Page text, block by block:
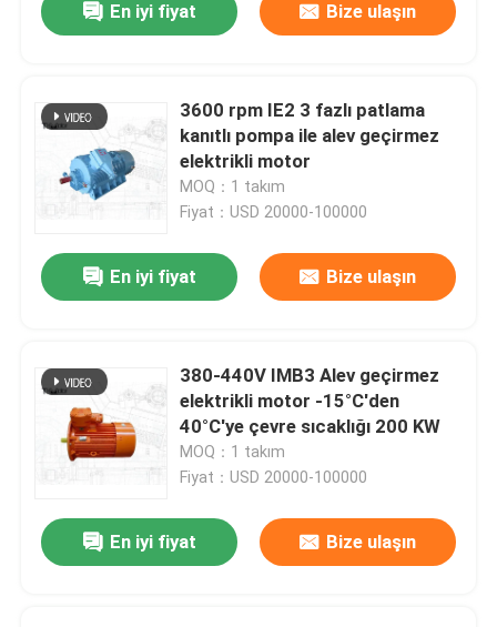
Ürün:% s
Hakkımızda
Fabrika turu
Bize Ulaşın
Haberler
Blog
En iyi fiyat Bize ulaşın
3600 rpm IE2 3 fazlı patlama
kanıtlı pompa ile alev geçirmez
elektrikli motor
MOQ：1 takım
Fiyat：USD 20000-100000
En iyi fiyat Bize ulaşın
380-440V IMB3 Alev geçirmez
elektrikli motor -15°C'den
40°C'ye çevre sıcaklığı 200 KW
MOQ：1 takım
Fiyat：USD 20000-100000
En iyi fiyat Bize ulaşın